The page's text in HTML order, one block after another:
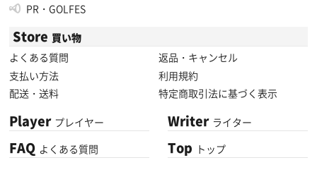
PR・GOLFES
Store 買い物
よくある質問
返品・キャンセル
支払い方法
利用規約
配送・送料
特定商取引法に基づく表示
Player プレイヤー
FAQ よくある質問
Writer ライター
Top トップ